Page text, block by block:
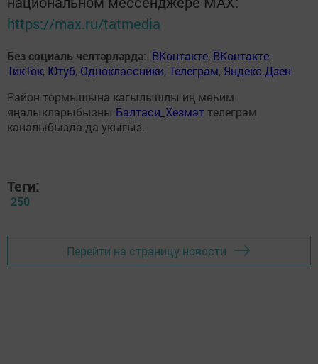
https://max.ru/tatmedia
Без социаль челтәрләрдә: ВКонтакте, ВКонтакте,
ТикТок, Ютуб, Одноклассники,Телеграм, Яндекс.Дзен
Район тормышына кагылышлы иң мөһим
яңалыкларыбызны Балтаси_Хезмэт телеграм
каналыбызда да укыгыз.
Теги:
250
Перейти на страницу новости